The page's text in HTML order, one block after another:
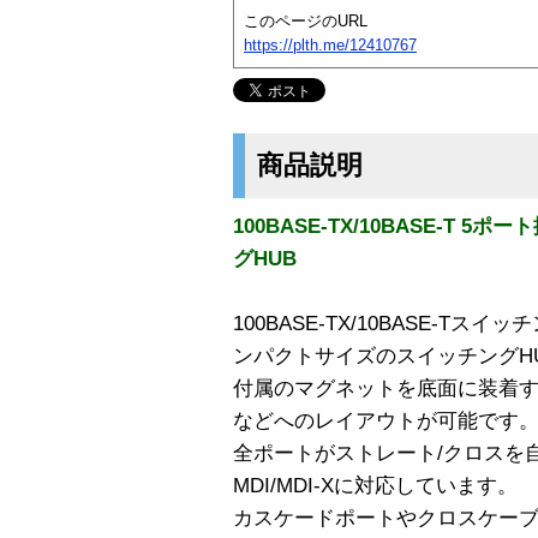
このページのURL
https://plth.me/12410767
商品説明
100BASE-TX/10BASE-T 5ポー
グHUB
100BASE-TX/10BASE-Tスイッ
ンパクトサイズのスイッチング
付属のマグネットを底面に装着
などへのレイアウトが可能です。
全ポートがストレート/クロスを
MDI/MDI-Xに対応しています。
カスケードポートやクロスケー